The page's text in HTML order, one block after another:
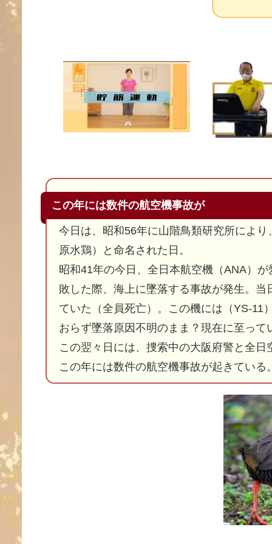
この年には数件の航空機事故が
今日は、昭和56年に山階鳥類研究所によ
原水鶏）と命名された日。
昭和41年の今日、全日本航空機（ANA）
敗した際、海上に墜落する事故が発生。
ていた（全員死亡）。この機には（YS-11
おらず墜落原因不明のまま？現在に至って
この翌々日には、捜索中の大阪府警と全
この年には数件の航空機事故が起きている